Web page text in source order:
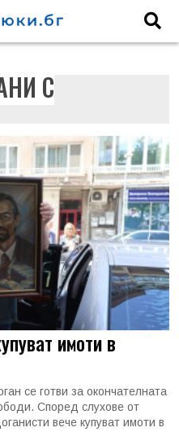
С
имоти в
се готви за окончателната
Според слухове от
вече купуват имоти в